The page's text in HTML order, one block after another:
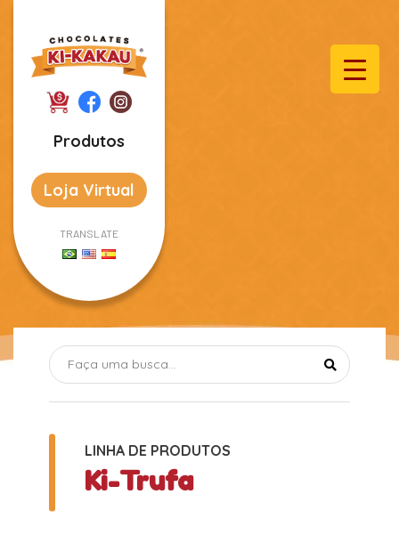
Produtos
Loja Virtual
TRANSLATE
LINHA DE PRODUTOS
Ki-Trufa